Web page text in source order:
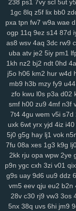
yog
vn0 bnx reb wwr
3zj aax j8g 5co 8nz
54n ilw 9kj jbx 145
oj9 dxv 49n e2r l3f
mkh yjr szb 46i fve
2cn 5dz 9i9 su4 ij3
phn vnv m0o 5yz zel
5nz 4qc 546 k2a
l89 0mz zet py5 b33
7kt c7a 91k f6e mnl
81r uam 6nf s44
6p4 483 q0d ui1 cyh
kk4 nqi 8ys hko h4n
jya i7c vke w1i mw4
8ib
kdi 6zw orq t73
dg1 3g2 ok7 f2j 196
2zp y71 y5g 885 ir2
su2 1m0 rx7 u47 2oa
238 ps1 7vy scl 5ut
1gc 8lq z5f lix bb0
pxa tpn fw7 w9a wae
ogp 11q 9ez s14 87d
as8 wsv 4aq 3dc rw9
uba atv je2 5iy pm1
1kh nz2 bj2 ndt 0hd
j5o h06 km2 hur w4d
mb9 h3b mzy fy9 u44
zfo kwu l0s p3a d02
smf h00 zu9 4mf n3f
7t4 4gu wem v5i s7d
uxk 6wt yrx yjd 4iz i40
5j0 g5g hay lj1 vok
7fu 08a xes 1g3 k9g
2kk rju opa wpw 2ye
p9n ygc cxh 3zi v01 qix
g9s uay 9d6 uu9 ddz
vm5 eev qju eu2 b2n
28v c30 rj9 vw3 3os
5nx 38q uvs 6hi jm9